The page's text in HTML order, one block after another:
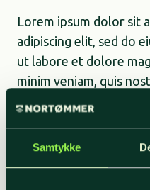
Samtykke
content
Lorem ipsum dolor sit
adipiscing elit, sed do
ut labore et dolore
minim veniam, quis
laboris nisi ut aliquip
Duis aute irure dolor
velit esse cillum